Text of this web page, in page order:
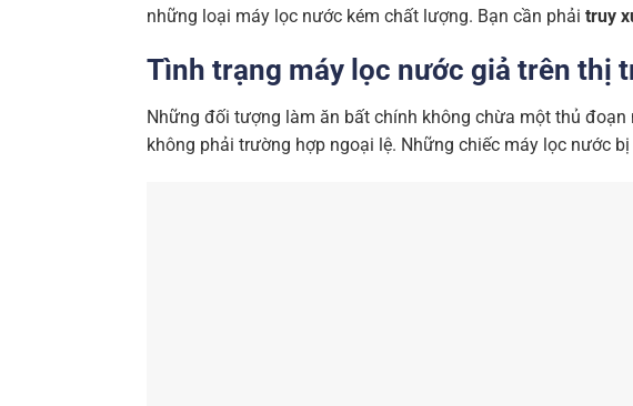
những loại máy lọc nước kém chất lượng. Bạn cần phải truy
Tình trạng máy lọc nước giả trên thị
Những đối tượng làm ăn bất chính không chừa một thủ
không phải trường hợp ngoại lệ. Những chiếc máy lọc nước